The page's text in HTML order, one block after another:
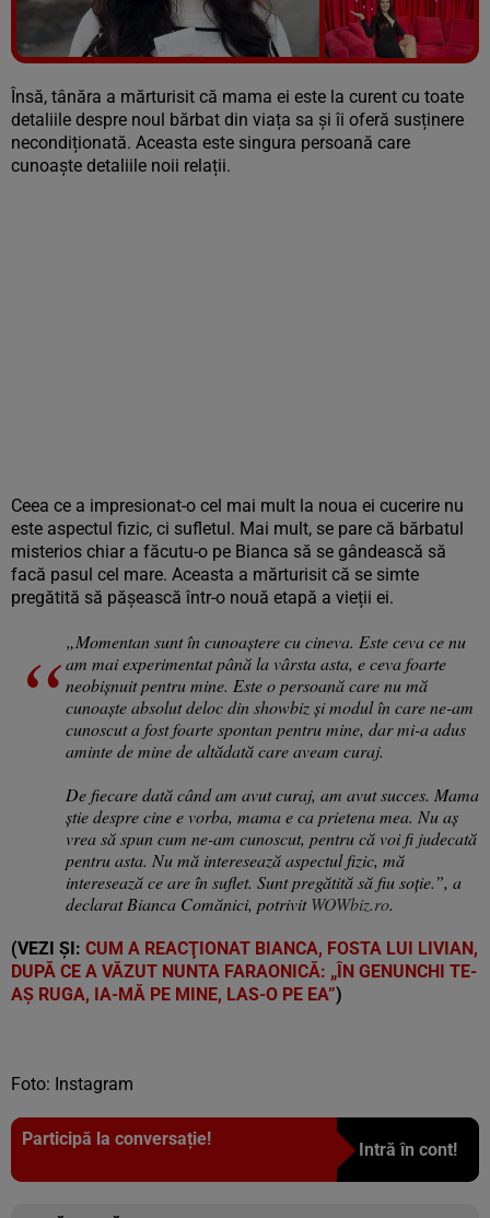
Vezi galeria foto
5 poze
Însă, tânăra a mărturisit că mama ei este la curent cu toate
detaliile despre noul bărbat din viața sa și îi oferă susținere
necondiționată. Aceasta este singura persoană care
cunoaște detaliile noii relații.
Ceea ce a impresionat-o cel mai mult la noua ei cucerire nu
este aspectul fizic, ci sufletul. Mai mult, se pare că bărbatul
misterios chiar a făcutu-o pe Bianca să se gândească să
facă pasul cel mare. Aceasta a mărturisit că se simte
pregătită să pășească într-o nouă etapă a vieții ei.
„Momentan sunt în cunoaștere cu cineva. Este ceva ce nu
am mai experimentat până la vârsta asta, e ceva foarte
neobișnuit pentru mine. Este o persoană care nu mă
cunoaște absolut deloc din showbiz și modul în care ne-am
cunoscut a fost foarte spontan pentru mine, dar mi-a adus
aminte de mine de altădată care aveam curaj.
De fiecare dată când am avut curaj, am avut succes. Mama
știe despre cine e vorba, mama e ca prietena mea. Nu aș
vrea să spun cum ne-am cunoscut, pentru că voi fi judecată
pentru asta. Nu mă interesează aspectul fizic, mă
interesează ce are în suflet. Sunt pregătită să fiu soție.”, a
declarat Bianca Comănici, potrivitWOWbiz.ro.
(VEZI ȘI: CUM A REACŢIONAT BIANCA, FOSTA LUI LIVIAN,
DUPĂ CE A VĂZUT NUNTA FARAONICĂ: „ÎN GENUNCHI TE-
AŞ RUGA, IA-MĂ PE MINE, LAS-O PE EA”)
Foto: Instagram
Participă la conversație!
Intră în cont!